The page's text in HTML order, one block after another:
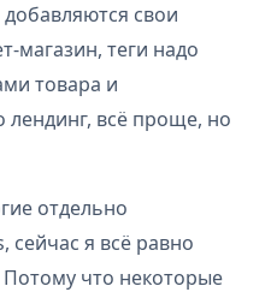
свои
магазин, теги надо
товара и
лендинг, всё проще, но
отдельно
сейчас я всё равно
что некоторые